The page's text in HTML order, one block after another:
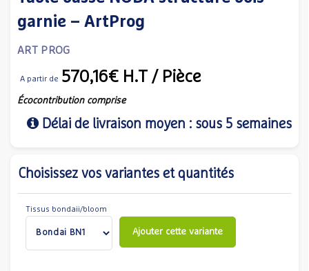
garnie – ArtProg
ART PROG
A partir de 570,16€ H.T / Pièce
Écocontribution comprise
Délai de livraison moyen : sous 5 semaines
Choisissez vos variantes et quantités
Tissus bondaii/bloom
Ajouter cette variante